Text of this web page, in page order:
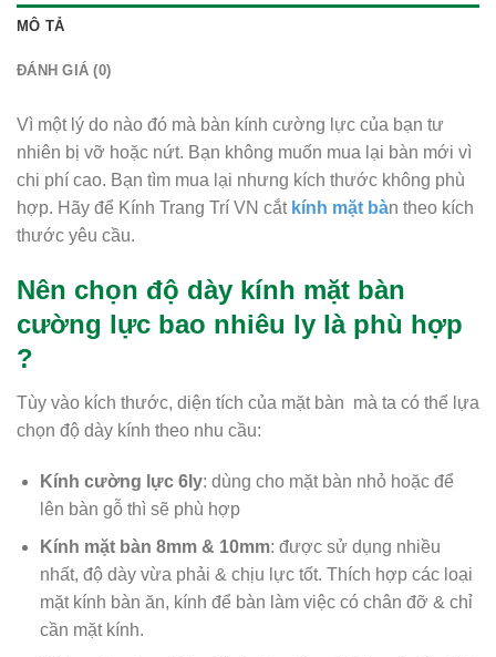
MÔ TẢ
ĐÁNH GIÁ (0)
Vì một lý do nào đó mà bàn kính cường lực của bạn tư
nhiên bị vỡ hoặc nứt. Bạn không muốn mua lại bàn mới vì
chi phí cao. Bạn tìm mua lại nhưng kích thước không phù
hợp. Hãy để Kính Trang Trí VN cắt kính mặt bàn theo kích
thước yêu cầu.
Nên chọn độ dày kính mặt bàn
cường lực bao nhiêu ly là phù hợp
?
Tùy vào kích thước, diện tích của mặt bàn mà ta có thể lựa
chọn độ dày kính theo nhu cầu:
Kính cường lực 6ly: dùng cho mặt bàn nhỏ hoặc để
lên bàn gỗ thì sẽ phù hợp
Kính mặt bàn 8mm & 10mm: được sử dụng nhiều
nhất, độ dày vừa phải & chịu lực tốt. Thích hợp các loại
mặt kính bàn ăn, kính để bàn làm việc có chân đỡ & chỉ
cần mặt kính.